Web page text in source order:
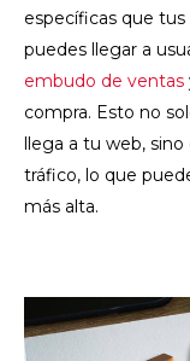
específicas que
puedes llegar a
embudo de ventas
compra. Esto no
llega a tu web,
tráfico, lo que
más alta.